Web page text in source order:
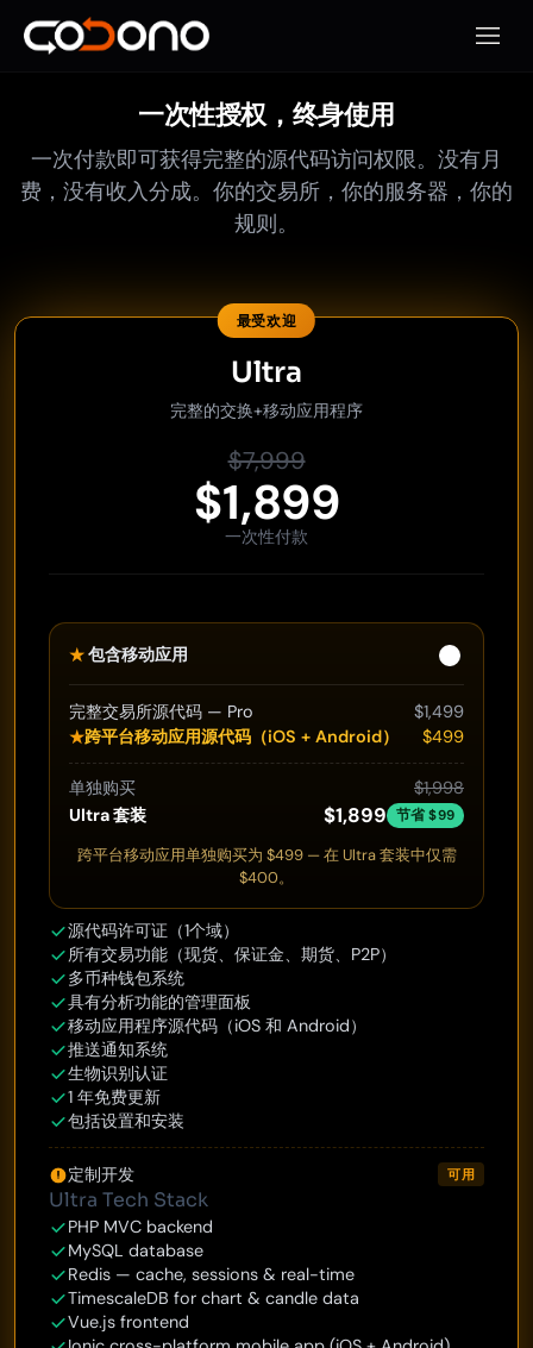
打开
一次性授权，终身使用
一次付款即可获得完整的源代码访问权限。没有月
费，没有收入分成。你的交易所，你的服务器，你的
规则。
最受欢迎
Ultra
完整的交换+移动应用程序
$7,999
$1,899
一次性付款
★包含移动应用
完整交易所源代码 — Pro $1,499
★跨平台移动应用源代码（iOS + Android） $499
单独购买
$1,998
Ultra 套装
$1,899 节省 $99
跨平台移动应用单独购买为 $499 — 在 Ultra 套装中仅需
$400。
源代码许可证（1个域）
所有交易功能（现货、保证金、期货、P2P）
多币种钱包系统
具有分析功能的管理面板
移动应用程序源代码（iOS 和 Android）
推送通知系统
生物识别认证
1 年免费更新
包括设置和安装
定制开发 可用
Ultra Tech Stack
PHP MVC backend
MySQL database
Redis — cache, sessions & real-time
TimescaleDB for chart & candle data
Vue.js frontend